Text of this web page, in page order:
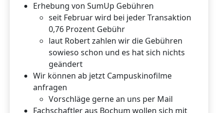
Erhebung von SumUp Gebühren
seit Februar wird bei jeder Transaktion
0,76 Prozent Gebühr
laut Robert zahlen wir die Gebühren
sowieso schon und es hat sich nichts
geändert
Wir können ab jetzt Campuskinofilme
anfragen
Vorschläge gerne an uns per Mail
Fachschaftler aus Bochum wollen sich mit